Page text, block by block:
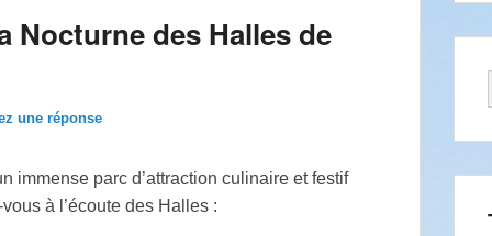
Nocturne des Halles de
une réponse
immense parc d’attraction culinaire et festif
à l’écoute des Halles :